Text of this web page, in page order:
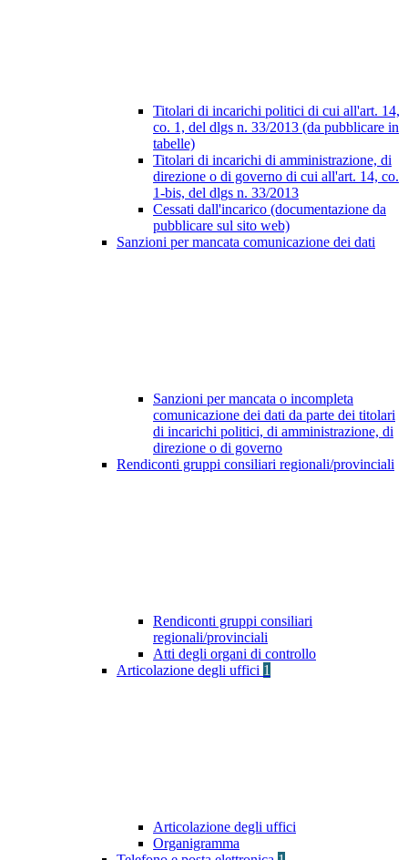
Titolari di incarichi politici di cui all'art. 14,
co. 1, del dlgs n. 33/2013 (da pubblicare in
tabelle)
Titolari di incarichi di amministrazione, di
direzione o di governo di cui all'art. 14, co.
1-bis, del dlgs n. 33/2013
Cessati dall'incarico (documentazione da
pubblicare sul sito web)
Sanzioni per mancata comunicazione dei dati
Sanzioni per mancata o incompleta
comunicazione dei dati da parte dei titolari
di incarichi politici, di amministrazione, di
direzione o di governo
Rendiconti gruppi consiliari regionali/provinciali
Rendiconti gruppi consiliari
regionali/provinciali
Atti degli organi di controllo
Articolazione degli uffici 1
Articolazione degli uffici
Organigramma